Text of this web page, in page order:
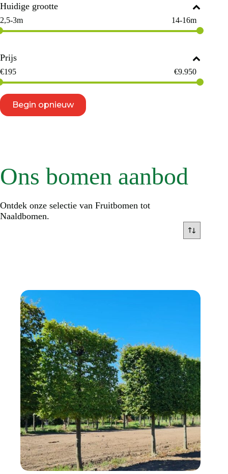
Ons bomen aanbod
Ontdek onze selectie van Fruitbomen tot
Naaldbomen.
Huidige grootte
2,5-3m 14-16m
Prijs
€195 €9.950
Begin opnieuw